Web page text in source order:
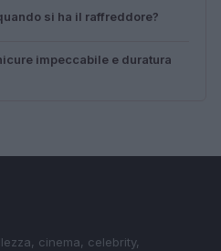
si ha il raffreddore?
impeccabile e duratura
cinema, celebrity,